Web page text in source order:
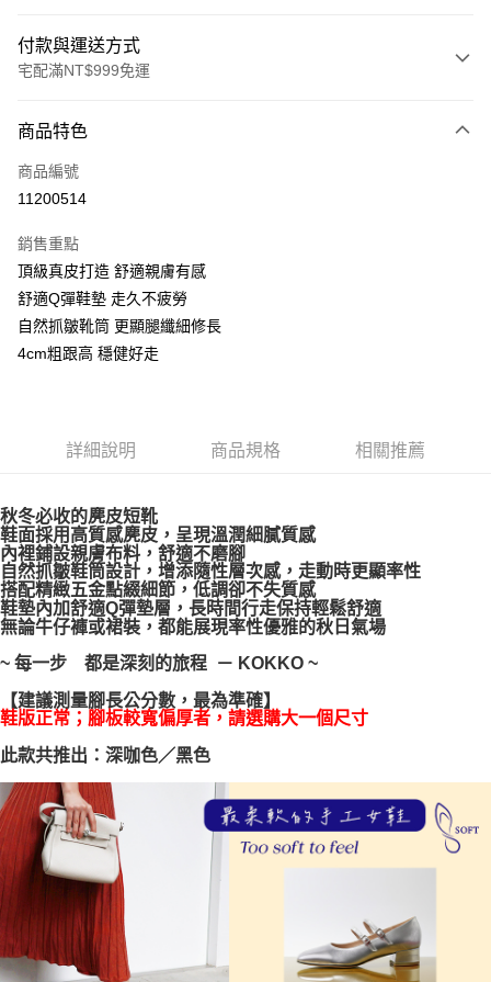
付款與運送方式
宅配滿NT$999免運
信用卡一次付款
LINE Pay
街口支付
悠遊付
AFTEE先享後付
便利好安心！
１．簡單：不需註冊會員、不需綁卡、不需儲值。
【「AFTEE先享後付」結帳流程】
１．於結帳方式選擇「AFTEE先享後付」後，將跳轉至「AFTEE先享後付」
結帳頁面，進行簡訊認證並確認金額後，即可完成結帳。
２．訂單成立數日內，您將收到繳費通知簡訊。
３．收到繳費通知簡訊後14天內，點擊此簡訊中的連結，可透過四大超商／
ATM／網路銀行／等多元方式進行付款，方視為交易完成。
※ 請注意：結帳手續完成當下不需立刻繳費，但若您需要取消訂單，請聯絡
購買商品的店家。未經商家同意取消之訂單仍視為有效，需透過AFTEE先享
後付繳納相關費用。
※ 交易是否成功請以「AFTEE先享後付 」之結帳頁面顯示為準，若有關於
客戶支援中心」https://netprotections.freshdesk.com/support/home
【注意事項】
１．透過由恩沛科技股份有限公司提供之「AFTEE先享後付」服務完成之交
易，需依本服務之必要範圍內提供個人資料，並將交易相關給付款項請求債
權轉讓予恩沛科技股份有限公司。
２．關於個人資料處理事宜，請瀏覽以下網址：
https://aftee.tw/terms/#terms3
３．未成年的使用者請事先徵得法定代理人或監護人之同意方可使用
「AFTEE先享後付」，若未經同意申辦者引起之損失，本公司不負相關責
任。
４．使用「AFTEE先享後付」時，將依據個別帳號之用戶狀況，依本公司即
宅配通
每筆NT$100，滿NT$999(含以上)免運費
商品特色
商品編號
11200514
銷售重點
頂級真皮打造 舒適親膚有感
舒適Q彈鞋墊 走久不疲勞
自然抓皺靴筒 更顯腿纖細修長
4cm粗跟高 穩健好走
詳細說明 商品規格 相關推薦
秋冬必收的麂皮短靴
鞋面採用高質感麂皮，呈現溫潤細膩質感
內裡鋪設親膚布料，舒適不磨腳
自然抓皺鞋筒設計，增添隨性層次感，走動時更顯率性
搭配精緻五金點綴細節，低調卻不失質感
鞋墊內加舒適Q彈墊層，長時間行走保持輕鬆舒適
無論牛仔褲或裙裝，都能展現率性優雅的秋日氣場
~ 每一步 都是深刻的旅程 － KOKKO ~
【建議測量腳長公分數，最為準確】
鞋版正常；腳板較寬偏厚者，請選購大一個尺寸
此款共推出：深咖色／黑色